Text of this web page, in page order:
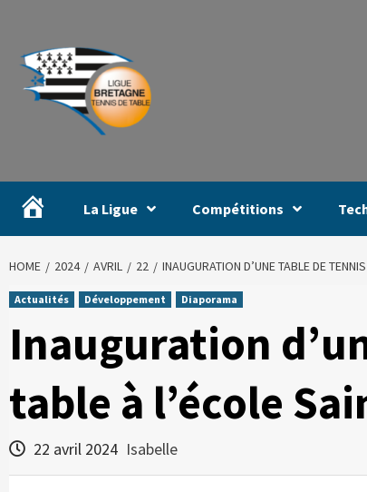
La Ligue Compétitions
HOME 2024 AVRIL 22 INAUGURATION D’UNE TABLE DE
Actualités Développement Diaporama
Inauguration
table à l’école
22 avril 2024 Isabelle